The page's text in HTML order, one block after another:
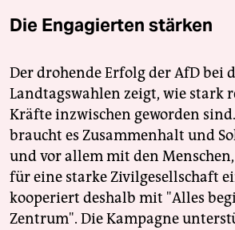
Die Engagierten stärken
Der drohende Erfolg der AfD bei
Landtagswahlen zeigt, wie stark
Kräfte inzwischen geworden
braucht es Zusammenhalt und
und vor allem mit den
für eine starke Zivilgesellschaft
kooperiert deshalb mit "Alles
Zentrum". Die Kampagne